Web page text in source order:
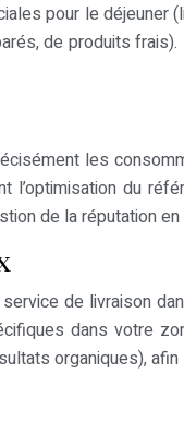
pour le déjeuner
de produits frais).
les
du
de la réputation en
de livraison
dans votre
organiques),